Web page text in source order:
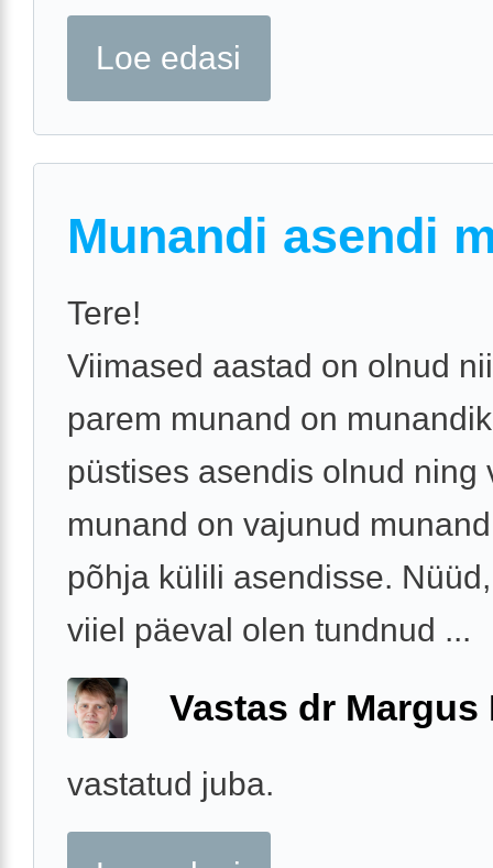
Loe edasi
Munandi asendi
Tere!
Viimased aastad on olnud
parem munand on
püstises asendis olnud ning
munand on vajunud
põhja külili asendisse.
viiel päeval olen tundnud ...
Vastas dr Margus
vastatud juba.